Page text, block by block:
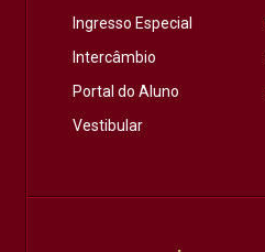
Ingresso Especial
Intercâmbio
Portal do Aluno
Vestibular